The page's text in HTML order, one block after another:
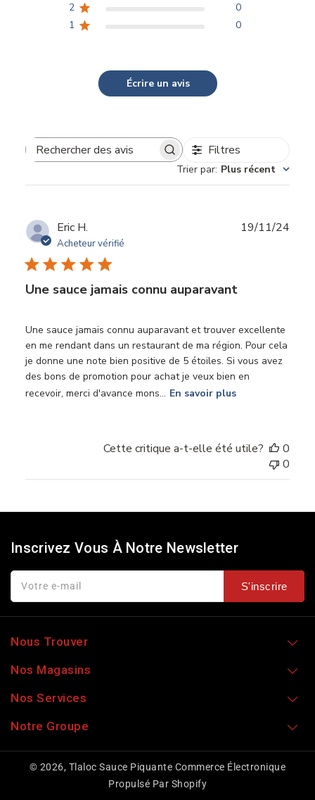
2
0
1
0
Écrire un avis
Rechercher
Filtres
Trier par: Plus récent
Eric H.
Acheteur vérifié
Une sauce jamais connu auparavant
Une sauce jamais connu auparavant et trouver excellente
en me rendant dans un restaurant de ma région. Pour cela
je donne une note bien positive de 5 étoiles. Si vous avez
des bons de promotion pour achat je veux bien en
recevoir, merci d'avance mons... En savoir plus
19/11/24
Cette critique a-t-elle été utile?
0
0
Inscrivez Vous À Notre Newsletter
Votre e-mail S'inscrire
Nous Trouver
Nos Magasins
Nos Services
Notre Groupe
© 2026, Tlaloc Sauce Piquante Commerce Électronique
Propulsé Par Shopify